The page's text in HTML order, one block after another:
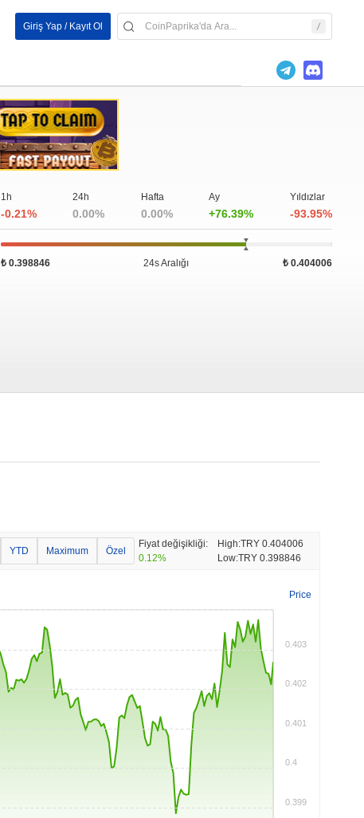
Giriş Yap / Kayıt Ol
1h
-0.21%
24h
0.00%
Hafta
0.00%
Ay
+76.39%
Yıldızlar
-93.95%
₺ 0.398846 24s Aralığı ₺ 0.404006
YTD Maximum Özel
Fiyat değişikliği:
0.12%
High:TRY 0.404006
Low:TRY 0.398846
Price
0.399
0.4
0.401
0.402
0.403